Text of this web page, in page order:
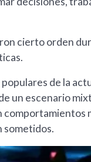
cierto orden
de la
un escenario
comportamientos
sometidos.